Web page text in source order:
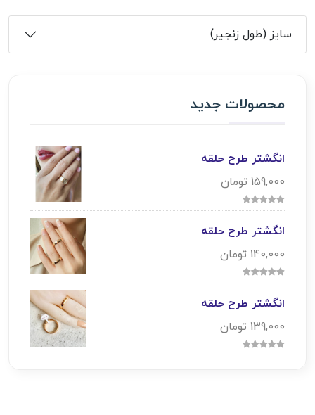
سایز (طول زنجیر)
محصولات جدید
انگشتر طرح حلقه
159,000 تومان
انگشتر طرح حلقه
140,000 تومان
انگشتر طرح حلقه
139,000 تومان